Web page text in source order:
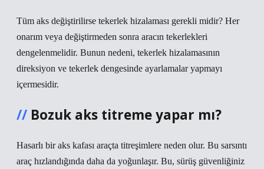
Tüm aks değiştirilirse tekerlek hizalaması gerekli midir? Her
onarım veya değiştirmeden sonra aracın tekerlekleri
dengelenmelidir. Bunun nedeni, tekerlek hizalamasının
direksiyon ve tekerlek dengesinde ayarlamalar yapmayı
içermesidir.
Bozuk aks titreme yapar mı?
Hasarlı bir aks kafası araçta titreşimlere neden olur. Bu sarsıntı
araç hızlandığında daha da yoğunlaşır. Bu, sürüş güvenliğiniz